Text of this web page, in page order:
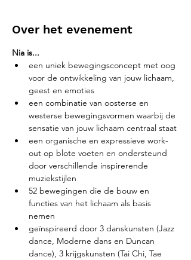
Over het evenement
Nia is...
een uniek bewegingsconcept met oog
voor de ontwikkeling van jouw lichaam,
geest en emoties
een combinatie van oosterse en
westerse bewegingsvormen waarbij de
sensatie van jouw lichaam centraal staat
een organische en expressieve work-
out op blote voeten en ondersteund
door verschillende inspirerende
muziekstijlen
52 bewegingen die de bouw en
functies van het lichaam als basis
nemen
geïnspireerd door 3 danskunsten (Jazz
dance, Moderne dans en Duncan
dance), 3 krijgskunsten (Tai Chi, Tae